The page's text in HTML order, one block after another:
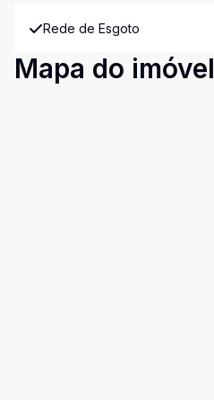
Rede de Esgoto
Mapa do imóvel